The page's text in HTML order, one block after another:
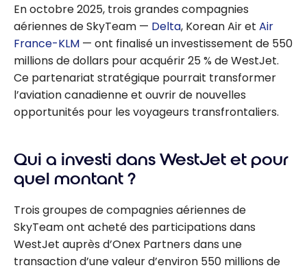
En octobre 2025, trois grandes compagnies
aériennes de SkyTeam — Delta, Korean Air et Air
France-KLM — ont finalisé un investissement de 550
millions de dollars pour acquérir 25 % de WestJet.
Ce partenariat stratégique pourrait transformer
l’aviation canadienne et ouvrir de nouvelles
opportunités pour les voyageurs transfrontaliers.
Qui a investi dans WestJet et pour
quel montant ?
Trois groupes de compagnies aériennes de
SkyTeam ont acheté des participations dans
WestJet auprès d’Onex Partners dans une
transaction d’une valeur d’environ 550 millions de